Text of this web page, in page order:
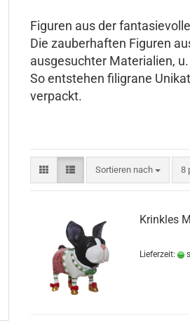
Figuren aus der
Die zauberhaften Figuren
ausgesuchter Materialien,
So entstehen filigrane
verpackt.
Sortieren nach
Sortieren nach 8
Krinkles
Lieferzeit: